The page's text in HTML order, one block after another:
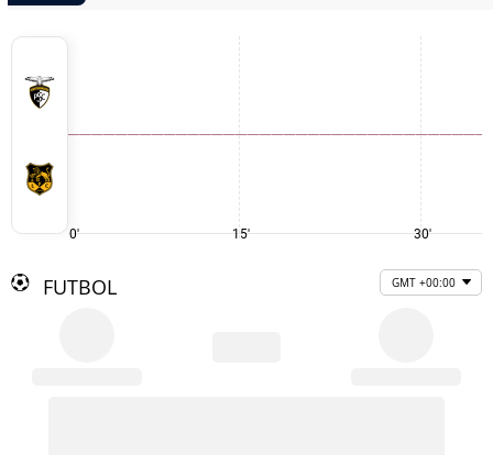
0' 15' 30'
FUTBOL GMT +00:00